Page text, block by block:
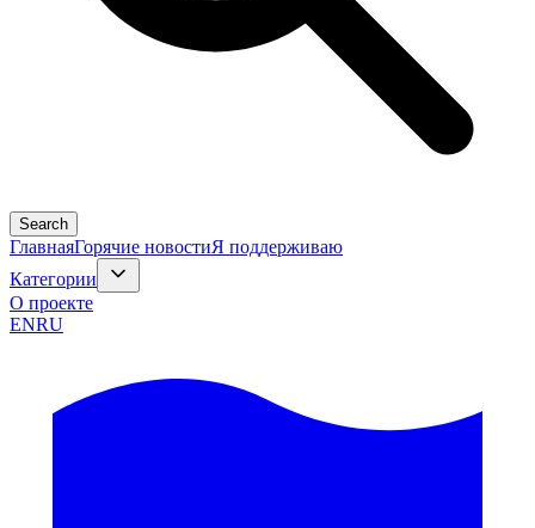
Search
ГлавнаяГорячие новостиЯ поддерживаю
Категории
О проекте
ENRU